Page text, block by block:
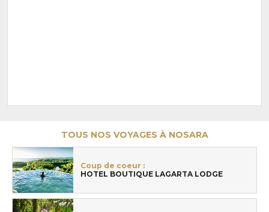
TOUS NOS VOYAGES À NOSARA
Coup de coeur :
HOTEL BOUTIQUE LAGARTA LODGE